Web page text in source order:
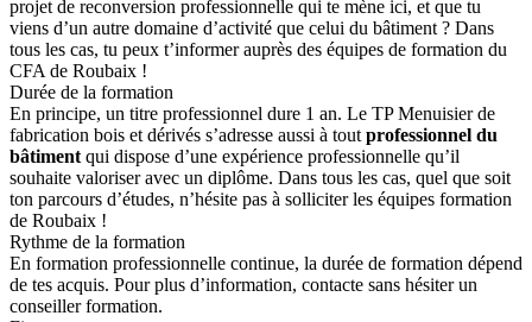
projet de reconversion professionnelle qui te mène ici, et que tu
viens d’un autre domaine d’activité que celui du bâtiment ? Dans
tous les cas, tu peux t’informer auprès des équipes de formation du
CFA de Roubaix !
Durée de la formation
En principe, un titre professionnel dure 1 an. Le TP Menuisier de
fabrication bois et dérivés s’adresse aussi à tout professionnel du
bâtiment qui dispose d’une expérience professionnelle qu’il
souhaite valoriser avec un diplôme. Dans tous les cas, quel que soit
ton parcours d’études, n’hésite pas à solliciter les équipes formation
de Roubaix !
Rythme de la formation
En formation professionnelle continue, la durée de formation dépend
de tes acquis. Pour plus d’information, contacte sans hésiter un
conseiller formation.